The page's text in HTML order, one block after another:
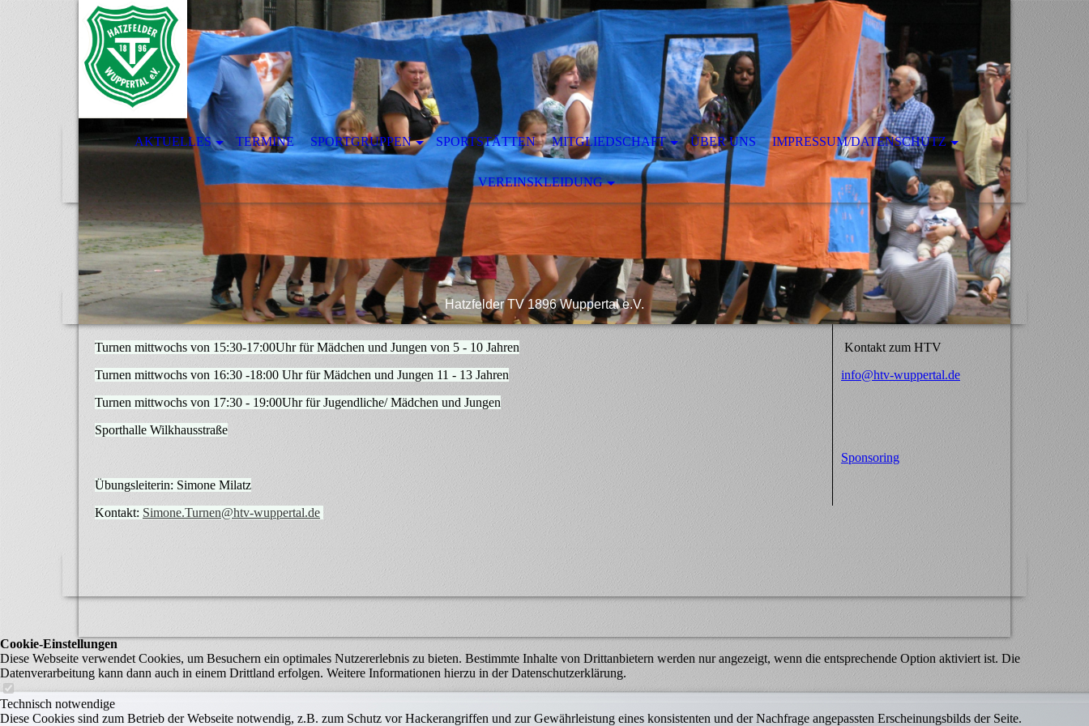
AKTUELLES TERMINE SPORTGRUPPEN SPORTSTÄTTEN MITGLIEDSCHAFT ÜBER UNS IMPRESSUM/DATENSCHUTZ
VEREINSKLEIDUNG
Hatzfelder TV 1896 Wuppertal e.V.
Turnen mittwochs von 15:30-17:00Uhr für Mädchen und Jungen von 5 - 10 Jahren
Turnen mittwochs von 16:30 -18:00 Uhr für Mädchen und Jungen 11 - 13 Jahren
Turnen mittwochs von 17:30 - 19:00Uhr für Jugendliche/ Mädchen und Jungen
Sporthalle Wilkhausstraße
Übungsleiterin: Simone Milatz
Kontakt: Simone.Turnen@htv-wuppertal.de
Kontakt zum HTV
info@htv-wuppertal.de
Sponsoring
Cookie-Einstellungen
Diese Webseite verwendet Cookies, um Besuchern ein optimales Nutzererlebnis zu bieten. Bestimmte Inhalte von Drittanbietern werden nur angezeigt, wenn die entsprechende Option aktiviert ist. Die
Datenverarbeitung kann dann auch in einem Drittland erfolgen. Weitere Informationen hierzu in der Datenschutzerklärung.
Technisch notwendige
Diese Cookies sind zum Betrieb der Webseite notwendig, z.B. zum Schutz vor Hackerangriffen und zur Gewährleistung eines konsistenten und der Nachfrage angepassten Erscheinungsbilds der Seite.